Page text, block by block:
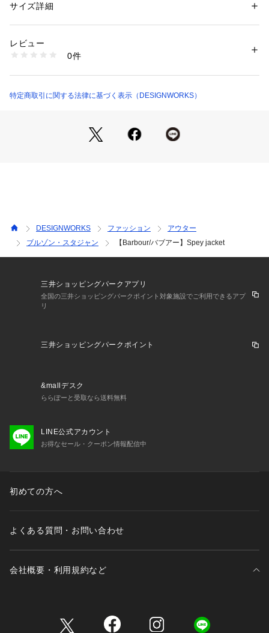
世界中のサーモンフィッシャーが憧れる
ゆったりめのシルエットがいまの気分に合致していて、
シャツやニットなどのきれいめなアイテムとも相性◎
【Barbour/バブアー】
1894年創業の英国上流階級のアウトドア・ライフスタイルを
体現するブランド。
に、防水性、
耐久性の高いオイルドクロス製ジャケットを提供したのが始ま
現在ではアウトドアユースだけでなく、
下さい。
※照明の関係により、実際よりも色味が違って見える場合があ
若干製品と画像のカラーが異なる場合もございます。
※商品の色味は、商品アップ画像をご参照ください。
【メーカー型番】
【メーカーカラー名】
【メーカーサイズ】L
性別：レディース
素材：表地：綿100％ 裏地 上部：綿100％ 下部：ポリエステル100％ 衿
生産国：ブルガリア
1096900006414
サイズ詳細
レビュー
0件
特定商取引に関する法律に基づく表示（DESIGNWORKS）
DESIGNWORKS ファッション
アウター
ブルゾン・スタジャン
【Barbour/バブアー】Spey jacket
三井ショッピングパークアプリ
全国の三井ショッピングパークポイント対象施設でご利用できるアプ
リ
三井ショッピングパークポイント
&mallデスク
ららぽーと受取なら送料無料
LINE公式アカウント
お得なセール・クーポン情報配信中
初めての方へ
よくある質問・お問い合わせ
会社概要・利用規約など